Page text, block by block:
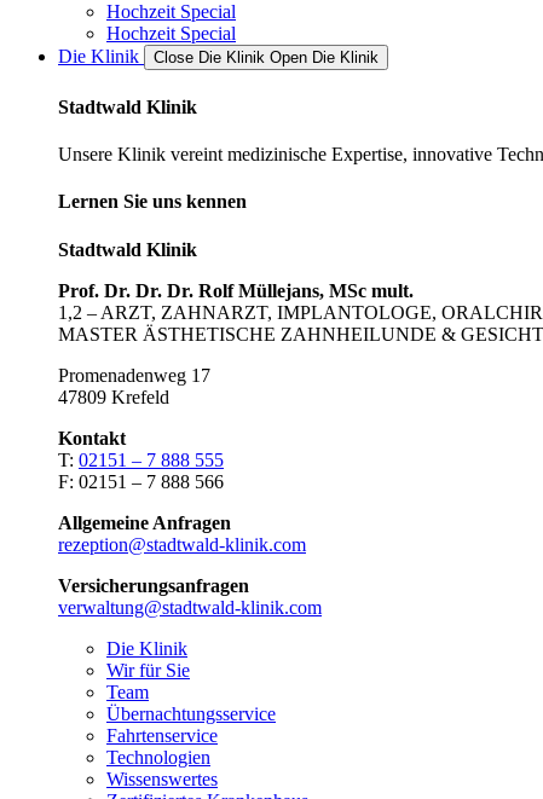
Hochzeit Special
Hochzeit Special
Die Klinik
Close Die Klinik Open Die Klinik
Stadtwald Klinik
Unsere Klinik vereint medizinische Expertise, innovative
Lernen Sie uns kennen
Stadtwald Klinik
Prof. Dr. Dr. Dr. Rolf Müllejans, MSc mult.
1,2 – ARZT, ZAHNARZT, IMPLANTOLOGE,
MASTER ÄSTHETISCHE ZAHNHEILUNDE &
Promenadenweg 17
47809 Krefeld
Kontakt
T: 02151 – 7 888 555
F: 02151 – 7 888 566
Allgemeine Anfragen
rezeption@stadtwald-klinik.com
Versicherungsanfragen
verwaltung@stadtwald-klinik.com
Die Klinik
Wir für Sie
Team
Übernachtungsservice
Fahrtenservice
Technologien
Wissenswertes